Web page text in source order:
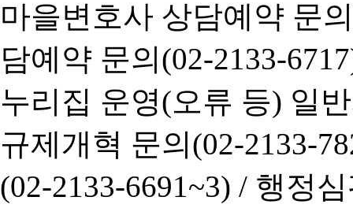
마을변호사 상담예약 문
담예약 문의(02-2133-
누리집 운영(오류 등) 일
규제개혁 문의(02-2133-
(02-2133-6691~3) / 행정심